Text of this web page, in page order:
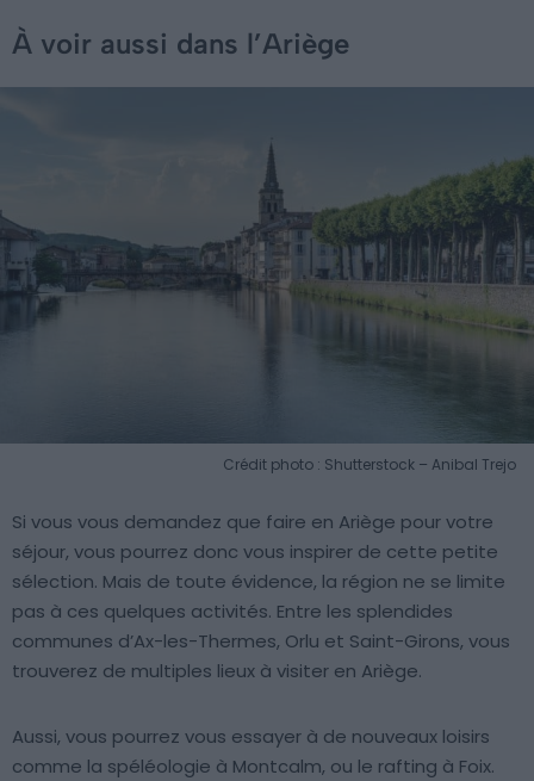
À voir aussi dans l’Ariège
Crédit photo : Shutterstock – Anibal Trejo
Si vous vous demandez que faire en Ariège pour votre
séjour, vous pourrez donc vous inspirer de cette petite
sélection. Mais de toute évidence, la région ne se limite
pas à ces quelques activités. Entre les splendides
communes d’Ax-les-Thermes, Orlu et Saint-Girons, vous
trouverez de multiples lieux à visiter en Ariège.
Aussi, vous pourrez vous essayer à de nouveaux loisirs
comme la spéléologie à Montcalm, ou le rafting à Foix.